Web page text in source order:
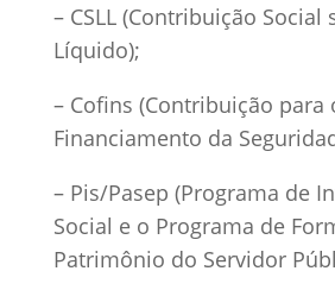
– CSLL (Contribuição Social
Líquido);
– Cofins (Contribuição para
Financiamento da
– Pis/Pasep (Programa de
Social e o Programa de
Patrimônio do Servidor